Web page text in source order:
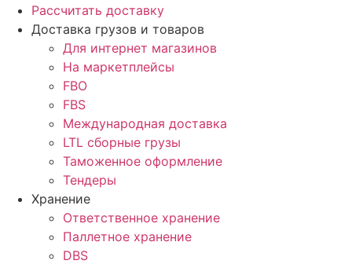
Рассчитать доставку
Доставка грузов и товаров
Для интернет магазинов
На маркетплейсы
FBO
FBS
Международная доставка
LTL сборные грузы
Таможенное оформление
Тендеры
Хранение
Ответственное хранение
Паллетное хранение
DBS